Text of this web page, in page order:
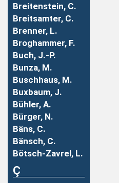
Breitenstein, C.
Breitsamter, C.
Brenner, L.
Broghammer, F.
Buch, J.-P.
Bunza, M.
Buschhaus, M.
Buxbaum, J.
Bühler, A.
Bürger, N.
Bäns, C.
Bänsch, C.
Bötsch-Zavrel, L.
Ç